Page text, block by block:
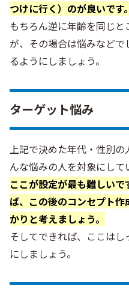
つけに行く）のが良いです。
もちろん逆に年齢を同じ
が、その場合は悩みなど
るようにしましょう。
ターゲット悩み
上記で決めた年代・性別
んな悩みの人を対象にして
ここが設定が最も難しい
ば、この後のコンセプト
かりと考えましょう。
そしてできれば、ここは
にしましょう。